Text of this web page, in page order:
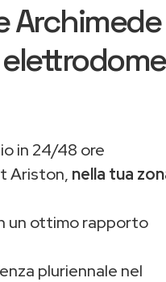
in 24/48 ore
Ariston, nella tua
un ottimo rapporto
pluriennale nel